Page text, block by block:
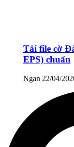
Tải file cờ
EPS) chuẩn
Ngan 22/04/